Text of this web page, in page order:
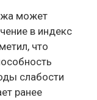
может
в индекс
что
слабости
ранее